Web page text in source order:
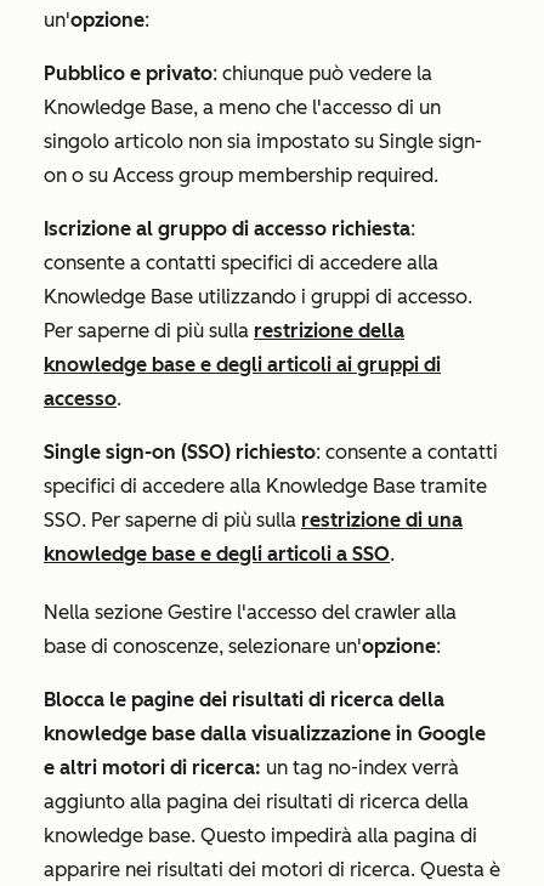
un'opzione:
Pubblico e privato: chiunque può vedere la
Knowledge Base, a meno che l'accesso di un
singolo articolo non sia impostato su Single sign-
on o su Access group membership required.
Iscrizione al gruppo di accesso richiesta:
consente a contatti specifici di accedere alla
Knowledge Base utilizzando i gruppi di accesso.
Per saperne di più sulla restrizione della
knowledge base e degli articoli ai gruppi di
accesso.
Single sign-on (SSO) richiesto: consente a contatti
specifici di accedere alla Knowledge Base tramite
SSO. Per saperne di più sulla restrizione di una
knowledge base e degli articoli a SSO.
Nella sezione Gestire l'accesso del crawler alla
base di conoscenze, selezionare un'opzione:
Blocca le pagine dei risultati di ricerca della
knowledge base dalla visualizzazione in Google
e altri motori di ricerca: un tag no-index verrà
aggiunto alla pagina dei risultati di ricerca della
knowledge base. Questo impedirà alla pagina di
apparire nei risultati dei motori di ricerca. Questa è